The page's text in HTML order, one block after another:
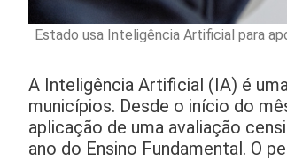
Estado usa Inteligência Artificial para
A Inteligência Artificial (IA) é
municípios. Desde o início do
aplicação de uma avaliação
ano do Ensino Fundamental. O